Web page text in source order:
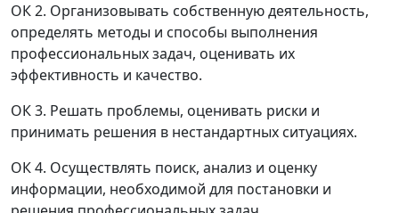
ОК 2. Организовывать собственную деятельность,
определять методы и способы выполнения
профессиональных задач, оценивать их
эффективность и качество.
ОК 3. Решать проблемы, оценивать риски и
принимать решения в нестандартных ситуациях.
ОК 4. Осуществлять поиск, анализ и оценку
информации, необходимой для постановки и